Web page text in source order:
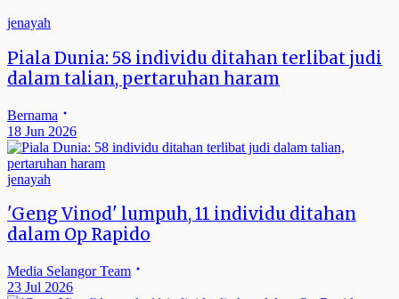
jenayah
Piala Dunia: 58 individu ditahan terlibat judi
dalam talian, pertaruhan haram
Bernama
18 Jun 2026
jenayah
'Geng Vinod' lumpuh, 11 individu ditahan
dalam Op Rapido
Media Selangor Team
23 Jul 2026